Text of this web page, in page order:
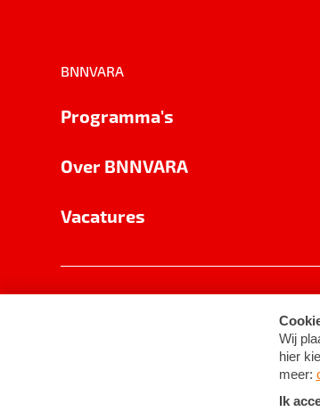
BNNVARA
Programma's
Over BNNVARA
Vacatures
Cookie-instellingen